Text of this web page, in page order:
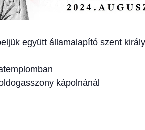
együtt államalapító szent
kápolnánál